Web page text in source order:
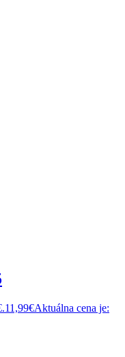
11,99€Aktuálna cena je: